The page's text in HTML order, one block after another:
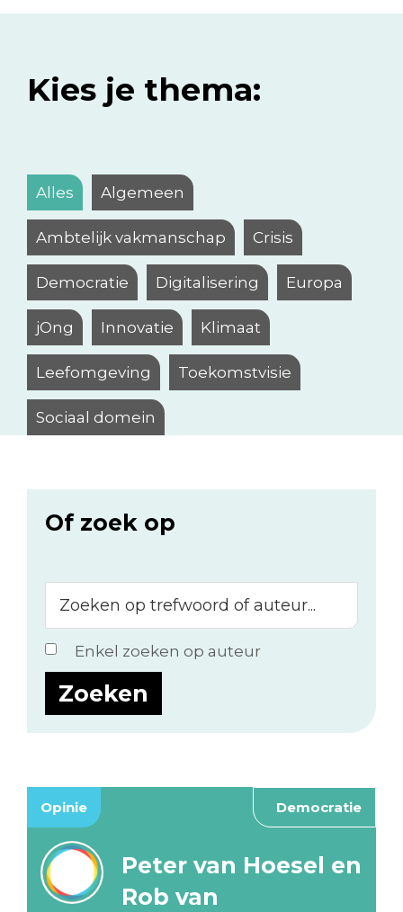
Kies je thema:
Alles Algemeen
Ambtelijk vakmanschap Crisis
Democratie Digitalisering Europa
jOng Innovatie Klimaat
Leefomgeving Toekomstvisie
Sociaal domein
Of zoek op
op
trefwoord
of
auteur...
Enkel zoeken op auteur
Opinie Democratie
Peter van Hoesel en
Rob van